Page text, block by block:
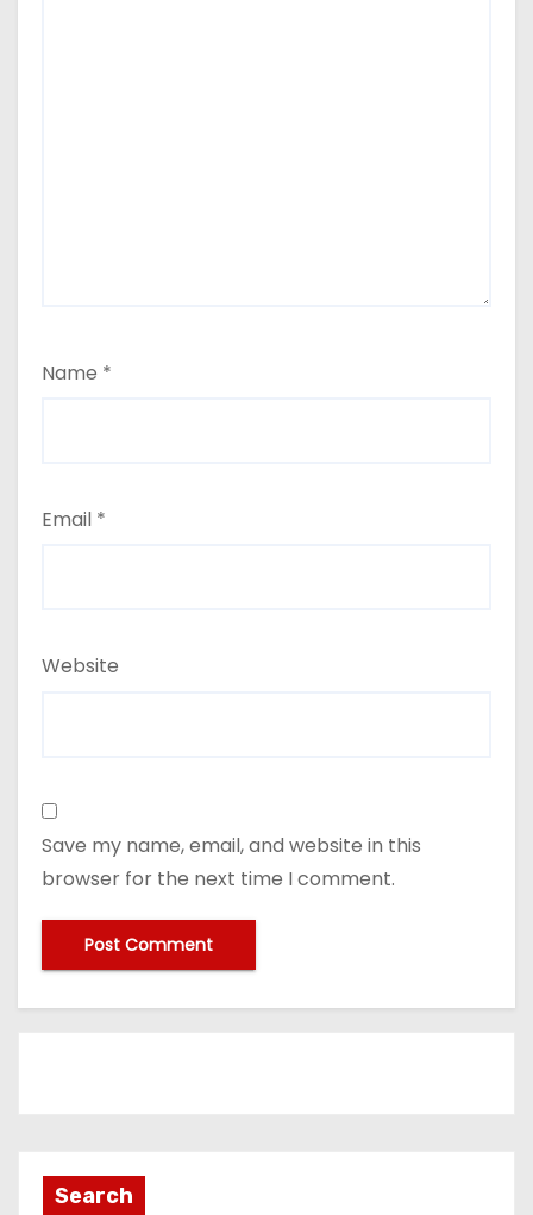
Name *
Email *
Website
Save my name, email, and website in this
browser for the next time I comment.
Search